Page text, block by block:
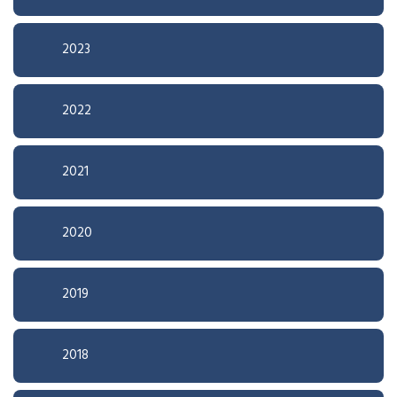
2023
2022
2021
2020
2019
2018